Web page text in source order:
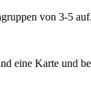
von 3-5
eine Karte und